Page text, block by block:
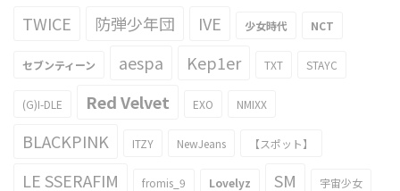
TWICE 防弾少年団 IVE 少女時代 NCT
セブンティーン aespa Kep1er TXT STAYC
(G)I-DLE Red Velvet EXO NMIXX
BLACKPINK ITZY NewJeans 【スポット】
LE SSERAFIM fromis_9 Lovelyz SM 宇宙少女